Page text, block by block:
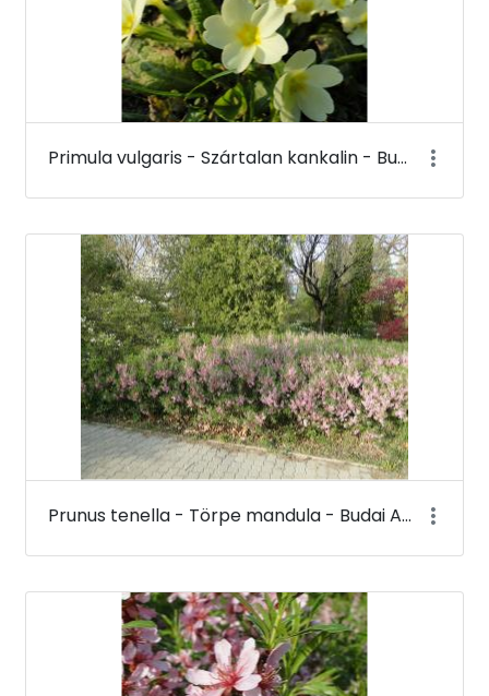
Primula vulgaris - Szártalan kankalin - Budai Arborétum
Prunus tenella - Törpe mandula - Budai Arborétum